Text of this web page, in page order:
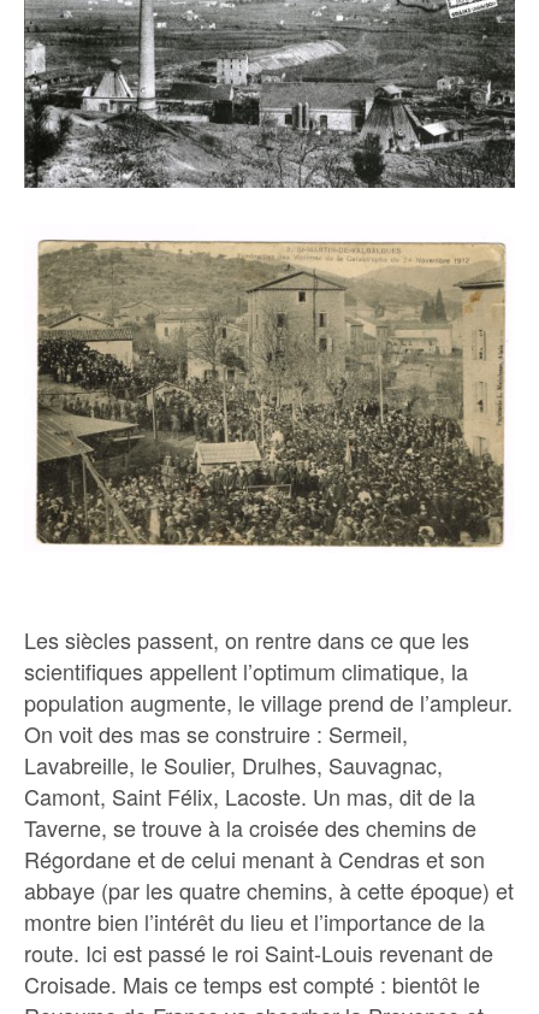
Les siècles passent, on rentre dans ce que les
scientifiques appellent l’optimum climatique, la
population augmente, le village prend de l’ampleur.
On voit des mas se construire : Sermeil,
Lavabreille, le Soulier, Drulhes, Sauvagnac,
Camont, Saint Félix, Lacoste. Un mas, dit de la
Taverne, se trouve à la croisée des chemins de
Régordane et de celui menant à Cendras et son
abbaye (par les quatre chemins, à cette époque) et
montre bien l’intérêt du lieu et l’importance de la
route. Ici est passé le roi Saint-Louis revenant de
Croisade. Mais ce temps est compté : bientôt le